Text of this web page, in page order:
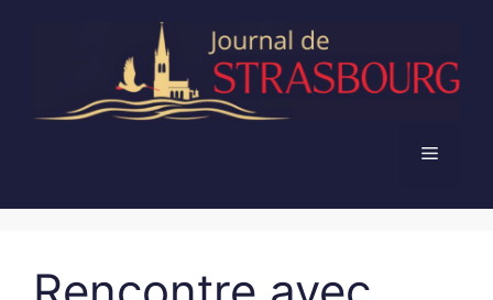
Menu